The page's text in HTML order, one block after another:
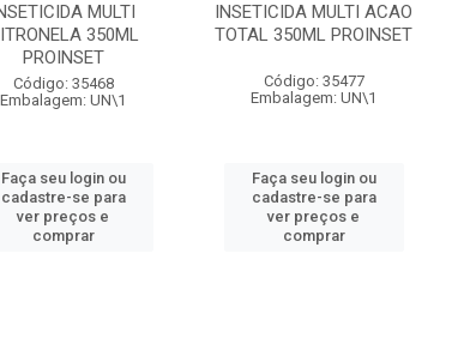
MULTI
350ML
PROINSET
Código: 35468
Embalagem: UN\1
Faça seu login ou
cadastre-se para
ver preços e
comprar
INSETICIDA MULTI ACAO
TOTAL 350ML PROINSET
Código: 35477
Embalagem: UN\1
Faça seu login ou
cadastre-se para
ver preços e
comprar